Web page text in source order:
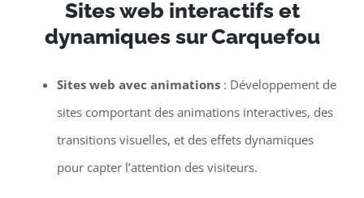
Sites web interactifs et
dynamiques sur Carquefou
Sites web avec animations: Développement de
sites comportant des animations interactives, des
transitions visuelles, et des effets dynamiques
pour capter l’attention des visiteurs.